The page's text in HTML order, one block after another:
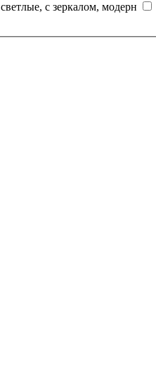
светлые, с зеркалом, модерн